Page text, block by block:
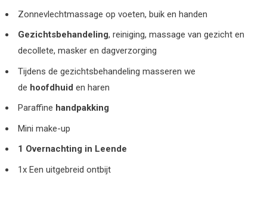
Zonnevlechtmassage op voeten, buik en handen
Gezichtsbehandeling, reiniging, massage van gezicht en
decollete, masker en dagverzorging
Tijdens de gezichtsbehandeling masseren we
de hoofdhuid en haren
Paraffine handpakking
Mini make-up
1 Overnachting in Leende
1x Een uitgebreid ontbijt